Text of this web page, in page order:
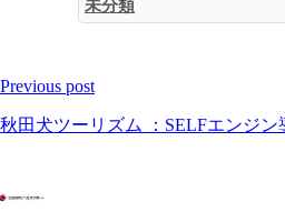
未分類
Previous post
秋田犬ツーリズム ：SELFエンジン